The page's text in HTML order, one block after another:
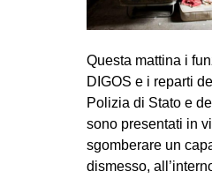
ESTREMO
MEDIO
Questa mattina i
DIGOS e i reparti
Polizia di Stato e
sono presentati in
sgomberare un
dismesso,